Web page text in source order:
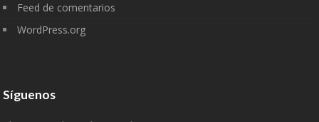
Feed de comentarios
WordPress.org
Síguenos